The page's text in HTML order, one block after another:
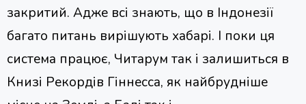
закритий. Адже всі знають, що в Індонезії
багато питань вирішують хабарі. І поки ця
система працює, Читарум так і залишиться в
Книзі Рекордів Гіннесса, як найбрудніше